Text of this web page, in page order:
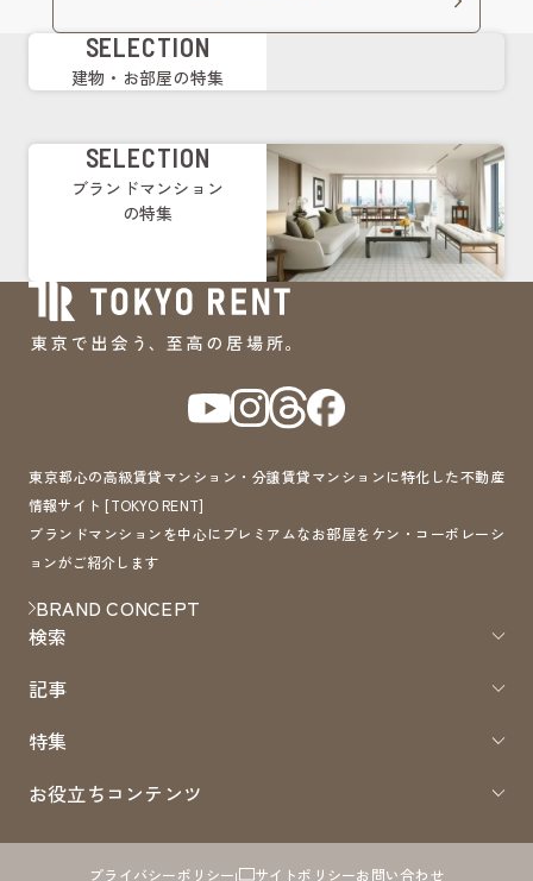
SELECTION
建物・お部屋の特集
SELECTION
ブランドマンション
の特集
東京都心の高級賃貸マンション・分譲賃貸マンションに特化した不動産
情報サイト [TOKYO RENT]
ブランドマンションを中心にプレミアムなお部屋をケン・コーポレーシ
ョンがご紹介します
BRAND CONCEPT
検索
記事
特集
お役立ちコンテンツ
プライバシーポリシー サイトポリシーお問い合わせ